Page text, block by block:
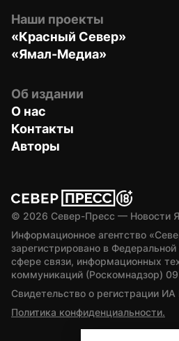
Наши проекты
«Красный Север»
«Ямал-Медиа»
Об издании
О нас
Контакты
Авторы
© 2026 Север-Пресс — Новости
Информационное агентство
зарегистрировано в
сфере связи, информационных
коммуникаций (Роскомнадзор)
Свидетельство о регистрации
Политика конфиденциальности.